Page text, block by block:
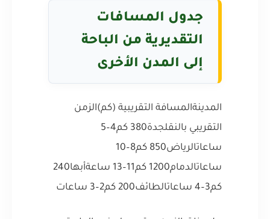
جدول المسافات
التقديرية من الباحة
إلى المدن الأخرى
المدينةالمسافة التقريبية (كم)الزمن
التقريبي بالنقلجدة380 كم4–5
ساعاتالرياض850 كم8–10
ساعاتالدمام1200 كم11–13 ساعةأبها240
كم3–4 ساعاتالطائف200 كم2–3 ساعات